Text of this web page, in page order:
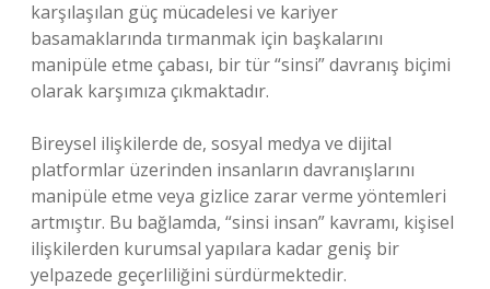
karşılaşılan güç mücadelesi ve kariyer
basamaklarında tırmanmak için başkalarını
manipüle etme çabası, bir tür “sinsi” davranış biçimi
olarak karşımıza çıkmaktadır.
Bireysel ilişkilerde de, sosyal medya ve dijital
platformlar üzerinden insanların davranışlarını
manipüle etme veya gizlice zarar verme yöntemleri
artmıştır. Bu bağlamda, “sinsi insan” kavramı, kişisel
ilişkilerden kurumsal yapılara kadar geniş bir
yelpazede geçerliliğini sürdürmektedir.